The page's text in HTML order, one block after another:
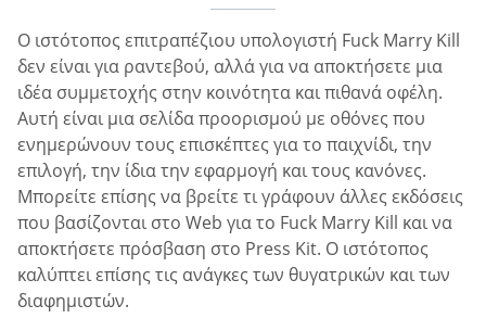
Ο ιστότοπος επιτραπέζιου υπολογιστή Fuck Marry Kill
δεν είναι για ραντεβού, αλλά για να αποκτήσετε μια
ιδέα συμμετοχής στην κοινότητα και πιθανά οφέλη.
Αυτή είναι μια σελίδα προορισμού με οθόνες που
ενημερώνουν τους επισκέπτες για το παιχνίδι, την
επιλογή, την ίδια την εφαρμογή και τους κανόνες.
Μπορείτε επίσης να βρείτε τι γράφουν άλλες εκδόσεις
που βασίζονται στο Web για το Fuck Marry Kill και να
αποκτήσετε πρόσβαση στο Press Kit. Ο ιστότοπος
καλύπτει επίσης τις ανάγκες των θυγατρικών και των
διαφημιστών.